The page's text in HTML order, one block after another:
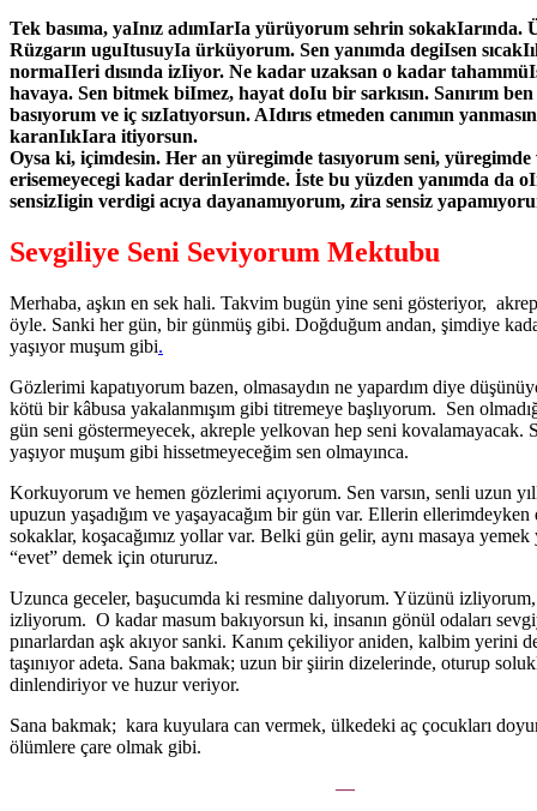
Tek basıma, yaInız adımIarIa yürüyorum sehrin sokakIarında.
Rüzgarın uguItusuyIa ürküyorum. Sen yanımda degiIsen
normaIIeri dısında izIiyor. Ne kadar uzaksan o kadar
havaya. Sen bitmek biImez, hayat doIu bir sarkısın. Sanırım
basıyorum ve iç sızIatıyorsun. AIdırıs etmeden canımın
karanIıkIara itiyorsun.
Oysa ki, içimdesin. Her an yüregimde tasıyorum seni, yüregimde
erisemeyecegi kadar derinIerimde. İste bu yüzden yanımda da
sensizIigin verdigi acıya dayanamıyorum, zira sensiz
Sevgiliye Seni Seviyorum Mektubu
Merhaba, aşkın en sek hali. Takvim bugün yine seni gösteriyor,
öyle. Sanki her gün, bir günmüş gibi. Doğduğum andan, şimdiye
yaşıyor muşum gibi.
Gözlerimi kapatıyorum bazen, olmasaydın ne yapardım diye
kötü bir kâbusa yakalanmışım gibi titremeye başlıyorum. Sen
gün seni göstermeyecek, akreple yelkovan hep seni kovalamayacak.
yaşıyor muşum gibi hissetmeyeceğim sen olmayınca.
Korkuyorum ve hemen gözlerimi açıyorum. Sen varsın, senli uzun
upuzun yaşadığım ve yaşayacağım bir gün var. Ellerin ellerimdeyken
sokaklar, koşacağımız yollar var. Belki gün gelir, aynı masaya
“evet” demek için otururuz.
Uzunca geceler, başucumda ki resmine dalıyorum. Yüzünü
izliyorum. O kadar masum bakıyorsun ki, insanın gönül odaları
pınarlardan aşk akıyor sanki. Kanım çekiliyor aniden, kalbim yerini
taşınıyor adeta. Sana bakmak; uzun bir şiirin dizelerinde, oturup
dinlendiriyor ve huzur veriyor.
Sana bakmak; kara kuyulara can vermek, ülkedeki aç çocukları
ölümlere çare olmak gibi.
—